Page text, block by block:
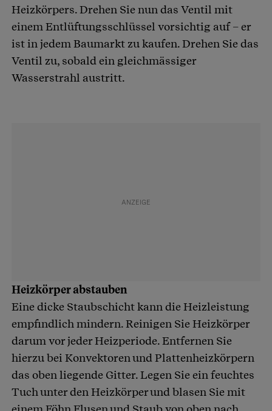
Heizkörpers. Drehen Sie nun das Ventil mit
einem Entlüftungsschlüssel vorsichtig auf – er
ist in jedem Baumarkt zu kaufen. Drehen Sie das
Ventil zu, sobald ein gleichmässiger
Wasserstrahl austritt.
Heizkörper abstauben
Eine dicke Staubschicht kann die Heizleistung
empfindlich mindern. Reinigen Sie Heizkörper
darum vor jeder Heizperiode. Entfernen Sie
hierzu bei Konvektoren und Plattenheizkörpern
das oben liegende Gitter. Legen Sie ein feuchtes
Tuch unter den Heizkörper und blasen Sie mit